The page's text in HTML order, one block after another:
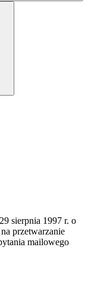
sierpnia 1997 r. o
przetwarzanie
mailowego